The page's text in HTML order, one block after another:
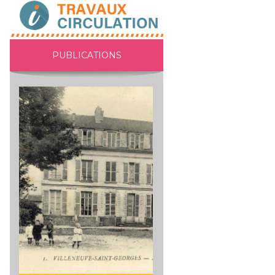
PUBLICATIONS